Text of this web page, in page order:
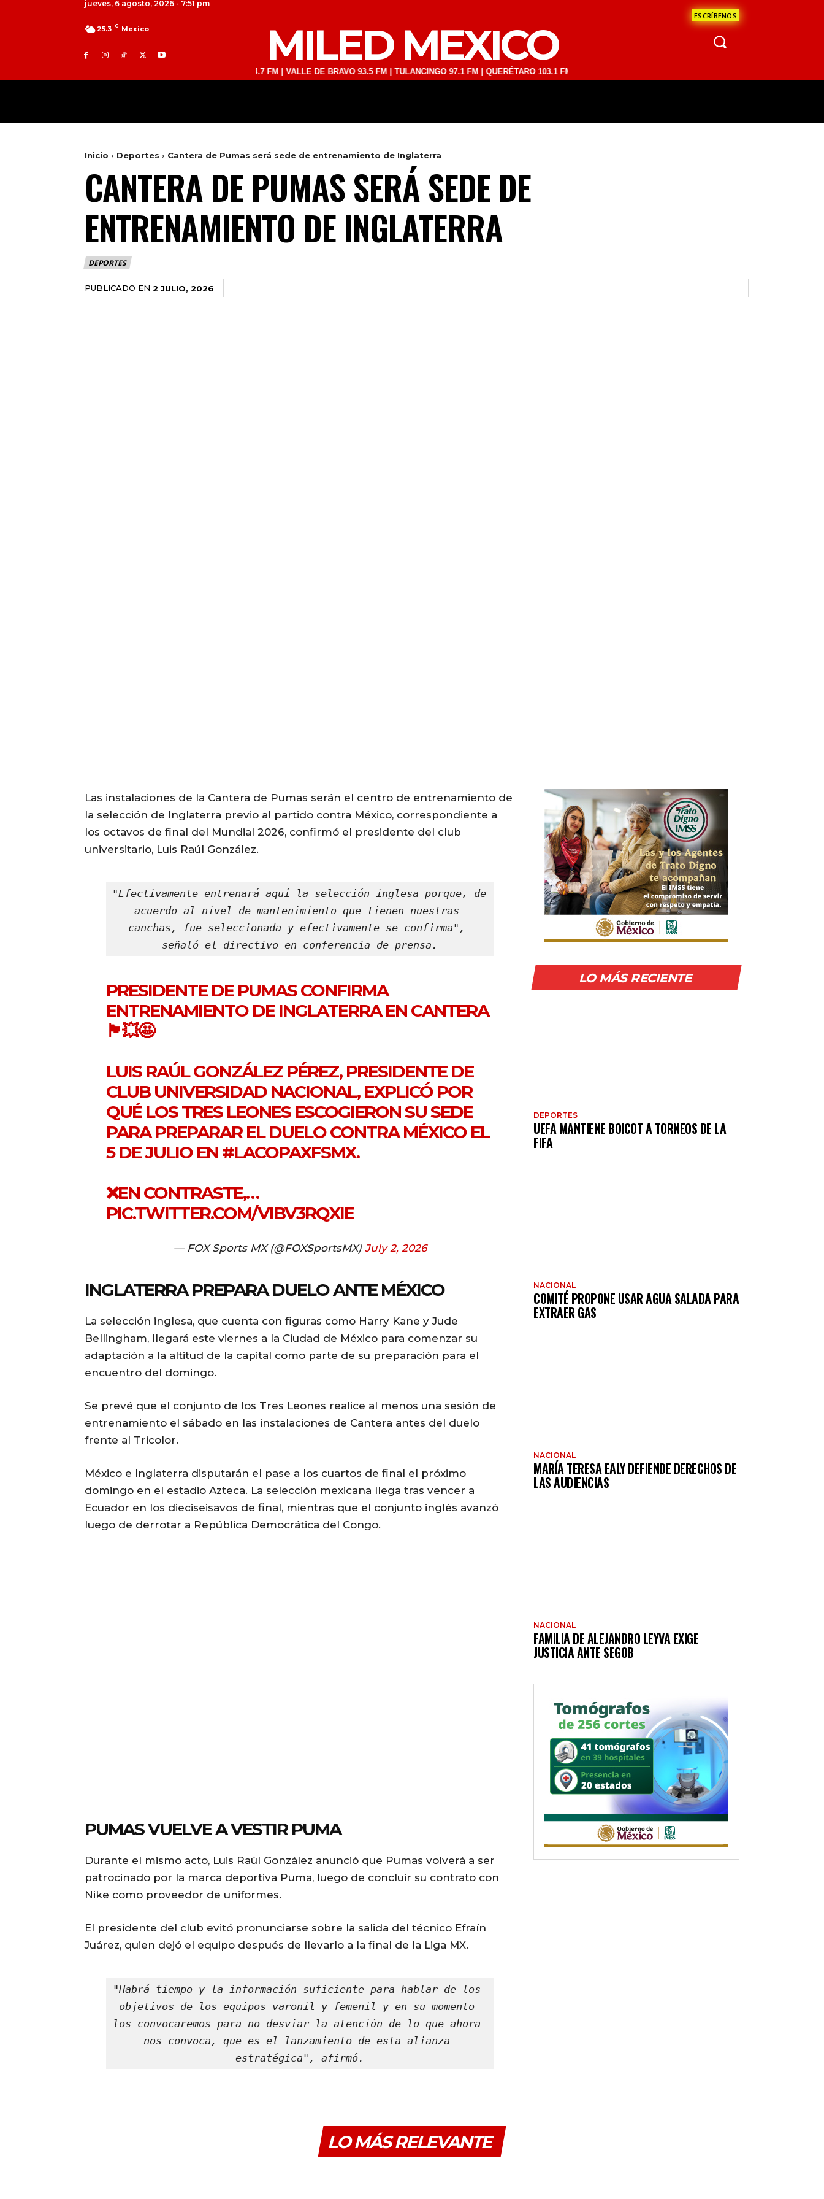
jueves, 6 agosto, 2026 - 7:51 pm
ESCRÍBENOS
25.3 C Mexico MILED MEXICO
TOLUCA 98.9 FM | ATLACOMULCO 104.7 FM | VALLE DE BRAVO 93.5 FM | TULANCINGO 97.1 FM | QUERÉTARO 103.1 FM | SAN JUAN DEL RÍO 93.1 FM | GUADALAJARA 1510 AM | LA PAZ 95.1
Inicio Deportes Cantera de Pumas será sede de entrenamiento de Inglaterra
CANTERA DE PUMAS SERÁ SEDE DE
ENTRENAMIENTO DE INGLATERRA
DEPORTES
PUBLICADO EN 2 JULIO, 2026
Las instalaciones de la Cantera de Pumas serán el centro de entrenamiento de
la selección de Inglaterra previo al partido contra México, correspondiente a
los octavos de final del Mundial 2026, confirmó el presidente del club
universitario, Luis Raúl González.
"Efectivamente entrenará aquí la selección inglesa porque, de
acuerdo al nivel de mantenimiento que tienen nuestras
canchas, fue seleccionada y efectivamente se confirma",
señaló el directivo en conferencia de prensa.
PRESIDENTE DE PUMAS CONFIRMA
ENTRENAMIENTO DE INGLATERRA EN CANTERA
🏴󠁧󠁢󠁥󠁮󠁧󠁿💥🤩
LUIS RAÚL GONZÁLEZ PÉREZ, PRESIDENTE DE
CLUB UNIVERSIDAD NACIONAL, EXPLICÓ POR
QUÉ LOS TRES LEONES ESCOGIERON SU SEDE
PARA PREPARAR EL DUELO CONTRA MÉXICO EL
5 DE JULIO EN #LACOPAXFSMX.
❌EN CONTRASTE,…
PIC.TWITTER.COM/VIBV3RQXIE
— FOX Sports MX (@FOXSportsMX) July 2, 2026
INGLATERRA PREPARA DUELO ANTE MÉXICO
La selección inglesa, que cuenta con figuras como Harry Kane y Jude
Bellingham, llegará este viernes a la Ciudad de México para comenzar su
adaptación a la altitud de la capital como parte de su preparación para el
encuentro del domingo.
Se prevé que el conjunto de los Tres Leones realice al menos una sesión de
entrenamiento el sábado en las instalaciones de Cantera antes del duelo
frente al Tricolor.
México e Inglaterra disputarán el pase a los cuartos de final el próximo
domingo en el estadio Azteca. La selección mexicana llega tras vencer a
Ecuador en los dieciseisavos de final, mientras que el conjunto inglés avanzó
luego de derrotar a República Democrática del Congo.
PUMAS VUELVE A VESTIR PUMA
Durante el mismo acto, Luis Raúl González anunció que Pumas volverá a ser
patrocinado por la marca deportiva Puma, luego de concluir su contrato con
Nike como proveedor de uniformes.
El presidente del club evitó pronunciarse sobre la salida del técnico Efraín
Juárez, quien dejó el equipo después de llevarlo a la final de la Liga MX.
"Habrá tiempo y la información suficiente para hablar de los
objetivos de los equipos varonil y femenil y en su momento
los convocaremos para no desviar la atención de lo que ahora
nos convoca, que es el lanzamiento de esta alianza
estratégica", afirmó.
LO MÁS RECIENTE
DEPORTES
UEFA MANTIENE BOICOT A TORNEOS DE LA
FIFA
NACIONAL
COMITÉ PROPONE USAR AGUA SALADA PARA
EXTRAER GAS
NACIONAL
MARÍA TERESA EALY DEFIENDE DERECHOS DE
LAS AUDIENCIAS
NACIONAL
FAMILIA DE ALEJANDRO LEYVA EXIGE
JUSTICIA ANTE SEGOB
LO MÁS RELEVANTE